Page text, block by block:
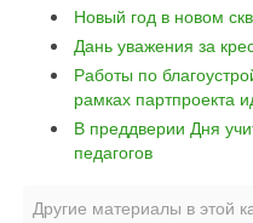
Новый год в новом
Дань уважения за
Работы по
рамках партпроекта
В преддверии Дня
педагогов
Другие материалы в этой